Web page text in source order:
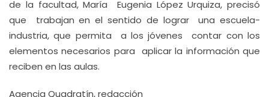
de la facultad, María Eugenia López Urquiza, precisó
que trabajan en el sentido de lograr una escuela-
industria, que permita a los jóvenes contar con los
elementos necesarios para aplicar la información que
reciben en las aulas.
Agencia Quadratín, redacción